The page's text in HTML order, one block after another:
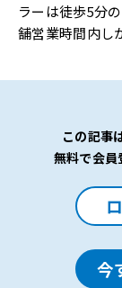
ラーは徒歩5分
舗営業時間内し
この記事
無料で会員
今